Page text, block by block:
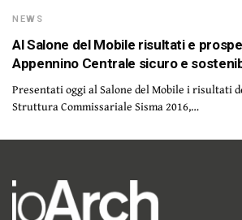
NEWS
Al Salone del Mobile risultati e
Appennino Centrale sicuro e
Presentati oggi al Salone del Mobile i risultati
Struttura Commissariale Sisma 2016,…